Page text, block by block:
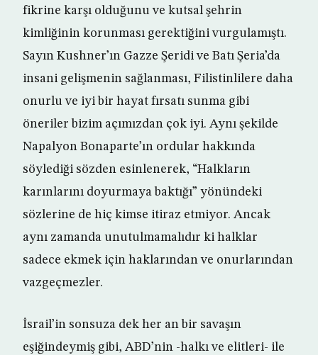
fikrine karşı olduğunu ve kutsal şehrin
kimliğinin korunması gerektiğini vurgulamıştı.
Sayın Kushner’ın Gazze Şeridi ve Batı Şeria’da
insani gelişmenin sağlanması, Filistinlilere daha
onurlu ve iyi bir hayat fırsatı sunma gibi
öneriler bizim açımızdan çok iyi. Aynı şekilde
Napalyon Bonaparte’ın ordular hakkında
söylediği sözden esinlenerek, “Halkların
karınlarını doyurmaya baktığı” yönündeki
sözlerine de hiç kimse itiraz etmiyor. Ancak
aynı zamanda unutulmamalıdır ki halklar
sadece ekmek için haklarından ve onurlarından
vazgeçmezler.
İsrail’in sonsuza dek her an bir savaşın
eşiğindeymiş gibi, ABD’nin -halkı ve elitleri- ile